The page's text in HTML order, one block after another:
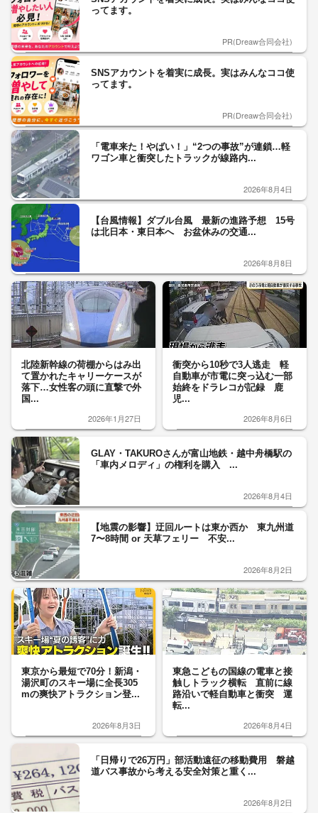
ってます。
PR(Dreaw合同会社)
SNSアカウントを着実に成長。実はみんなココ使
ってます。
PR(Dreaw合同会社)
「電車来た！やばい！」“2つの事故”が連鎖…軽
ワゴン車と衝突したトラックが線路内...
2026年8月4日
【台風情報】ダブル台風 最新の進路予想 15号
は北日本・東日本へ お盆休みの交通...
2026年8月8日
北陸新幹線の荷棚からはみ出
て置かれたキャリーケースが
落下…女性客の頭に直撃で外
国...
2026年1月27日
衝突から10秒で3人逃走 軽
自動車が市電に突っ込む一部
始終をドラレコが記録 鹿
児...
2026年8月6日
GLAY・TAKUROさんが富山地鉄・越中舟橋駅の
「車内メロディ」の権利を購入 ...
2026年8月4日
【地震の影響】迂回ルートは東か西か 東九州道
7〜8時間 or 天草フェリー 不安...
2026年8月2日
東京から最短で70分！新潟・
湯沢町のスキー場に全長305
mの爽快アトラクション登...
2026年8月3日
東急こどもの国線の電車と接
触しトラック横転 直前に線
路沿いで軽自動車と衝突 運
転...
2026年8月4日
「日帰りで26万円」部活動遠征の移動費用 磐越
道バス事故から考える安全対策と重く...
2026年8月2日